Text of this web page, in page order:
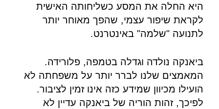
היא החלה את המסע כשליחותה האישית
לקראת שיפור עצמי, שהפך מאוחר יותר
לתנועה "שלמה" באינטרנט.
ביאנקה נולדה וגדלה בטמפה, פלורידה.
המאמצים שלנו לברר יותר על משפחתה לא
הועילו מכיוון שמידע כזה אינו זמין לציבור.
לפיכך, זהות הוריה של ביאנקה עדיין לא